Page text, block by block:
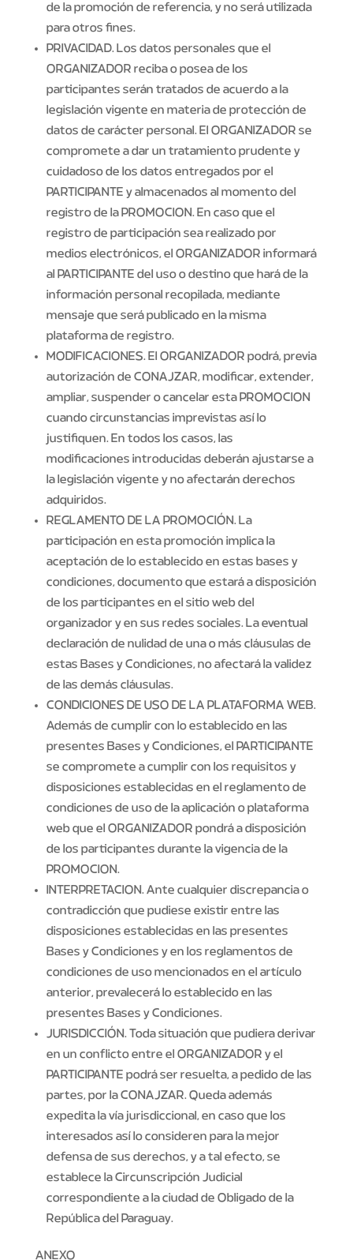
de la promoción de referencia, y no será utilizada
para otros fines.
PRIVACIDAD. Los datos personales que el
ORGANIZADOR reciba o posea de los
participantes serán tratados de acuerdo a la
legislación vigente en materia de protección de
datos de carácter personal. El ORGANIZADOR se
compromete a dar un tratamiento prudente y
cuidadoso de los datos entregados por el
PARTICIPANTE y almacenados al momento del
registro de la PROMOCION. En caso que el
registro de participación sea realizado por
medios electrónicos, el ORGANIZADOR informará
al PARTICIPANTE del uso o destino que hará de la
información personal recopilada, mediante
mensaje que será publicado en la misma
plataforma de registro.
MODIFICACIONES. El ORGANIZADOR podrá, previa
autorización de CONAJZAR, modificar, extender,
ampliar, suspender o cancelar esta PROMOCION
cuando circunstancias imprevistas así lo
justifiquen. En todos los casos, las
modificaciones introducidas deberán ajustarse a
la legislación vigente y no afectarán derechos
adquiridos.
REGLAMENTO DE LA PROMOCIÓN. La
participación en esta promoción implica la
aceptación de lo establecido en estas bases y
condiciones, documento que estará a disposición
de los participantes en el sitio web del
organizador y en sus redes sociales. La eventual
declaración de nulidad de una o más cláusulas de
estas Bases y Condiciones, no afectará la validez
de las demás cláusulas.
CONDICIONES DE USO DE LA PLATAFORMA WEB.
Además de cumplir con lo establecido en las
presentes Bases y Condiciones, el PARTICIPANTE
se compromete a cumplir con los requisitos y
disposiciones establecidas en el reglamento de
condiciones de uso de la aplicación o plataforma
web que el ORGANIZADOR pondrá a disposición
de los participantes durante la vigencia de la
PROMOCION.
INTERPRETACION. Ante cualquier discrepancia o
contradicción que pudiese existir entre las
disposiciones establecidas en las presentes
Bases y Condiciones y en los reglamentos de
condiciones de uso mencionados en el artículo
anterior, prevalecerá lo establecido en las
presentes Bases y Condiciones.
JURISDICCIÓN. Toda situación que pudiera derivar
en un conflicto entre el ORGANIZADOR y el
PARTICIPANTE podrá ser resuelta, a pedido de las
partes, por la CONAJZAR. Queda además
expedita la vía jurisdiccional, en caso que los
interesados así lo consideren para la mejor
defensa de sus derechos, y a tal efecto, se
establece la Circunscripción Judicial
correspondiente a la ciudad de Obligado de la
República del Paraguay.
ANEXO